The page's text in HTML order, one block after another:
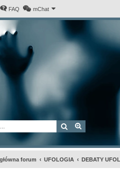
FAQ mChat
Szukaj
forum UFOLOGIA DEBATY